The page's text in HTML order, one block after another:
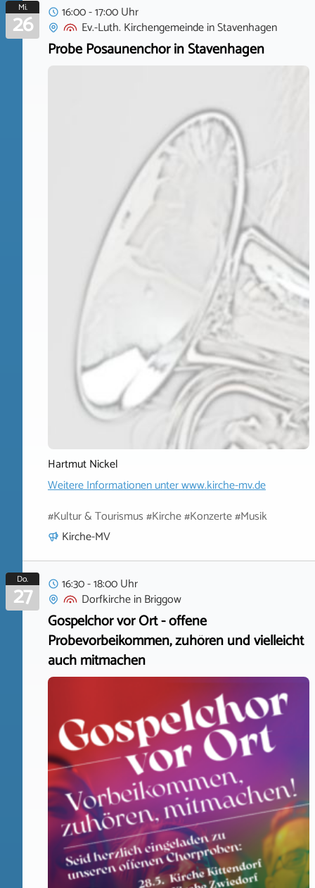
Mi.
26
16:00 - 17:00 Uhr
Ev.-Luth. KirchengemeindeinStavenhagen
Probe Posaunenchor in Stavenhagen
Hartmut Nickel
Weitere Informationen unterwww.kirche-mv.de
#Kultur & Tourismus #Kirche #Konzerte #Musik
Kirche-MV
Do.
27
16:30 - 18:00 Uhr
DorfkircheinBriggow
Gospelchor vor Ort - offene
Probevorbeikommen, zuhören und vielleicht
auch mitmachen